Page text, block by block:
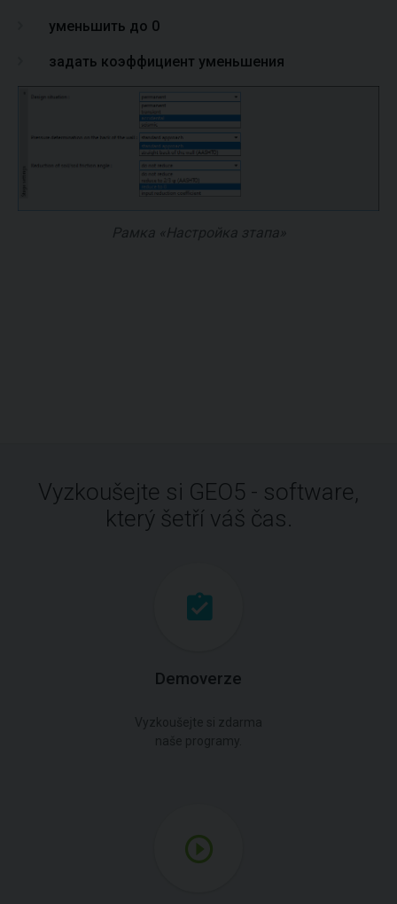
уменьшить до 0
задать коэффициент уменьшения
Рамка «Настройка зтапа»
Vyzkoušejte si GEO5 - software,
který šetří váš čas.
Demoverze